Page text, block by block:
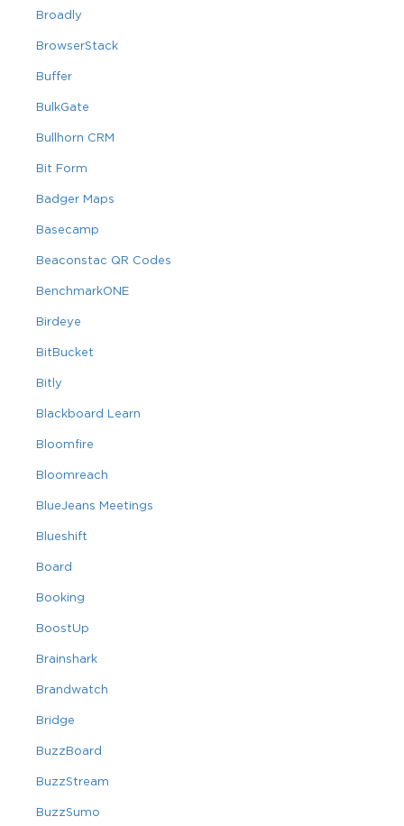
Broadly
BrowserStack
Buffer
BulkGate
Bullhorn CRM
Bit Form
Badger Maps
Basecamp
Beaconstac QR Codes
BenchmarkONE
Birdeye
BitBucket
Bitly
Blackboard Learn
Bloomfire
Bloomreach
BlueJeans Meetings
Blueshift
Board
Booking
BoostUp
Brainshark
Brandwatch
Bridge
BuzzBoard
BuzzStream
BuzzSumo